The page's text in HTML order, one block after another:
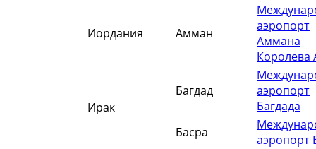
Иордания Амман
аэропорт
Аммана
Королева
Ирак
Багдад
аэропорт
Багдада
Басра
аэропорт